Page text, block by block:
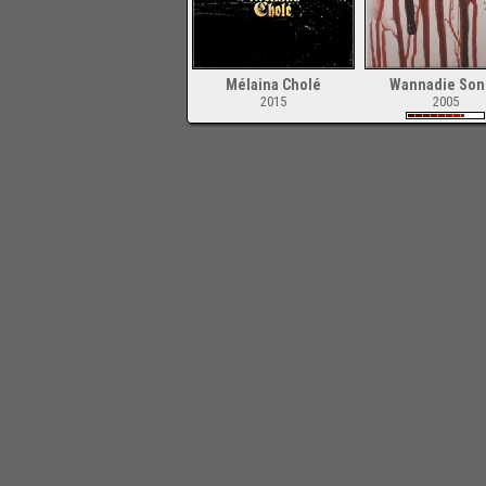
Mélaina Cholé
2015
Wannadie
2005